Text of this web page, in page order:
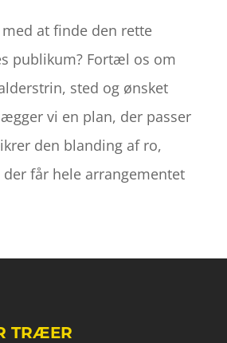
at finde den rette
publikum? Fortæl os om
sted og ønsket
vi en plan, der passer
den blanding af ro,
får hele arrangementet
TRÆER